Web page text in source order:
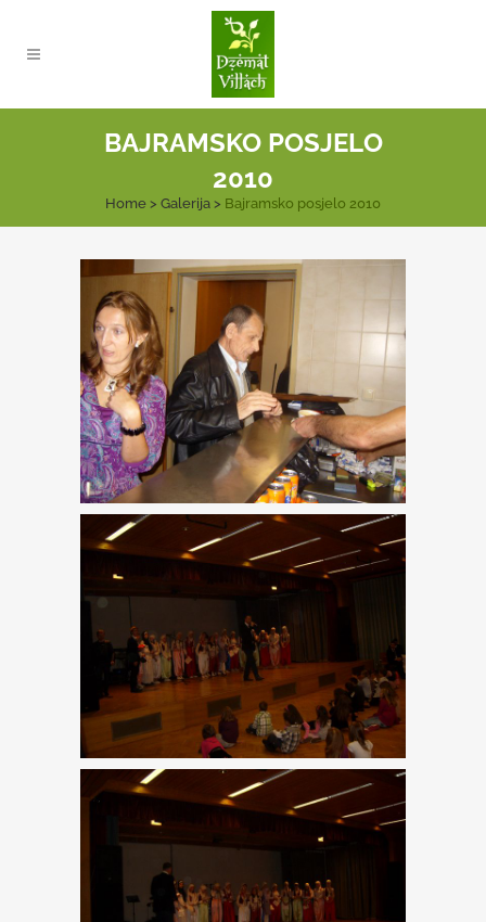
BAJRAMSKO POSJELO
2010
Home > Galerija > Bajramsko posjelo 2010